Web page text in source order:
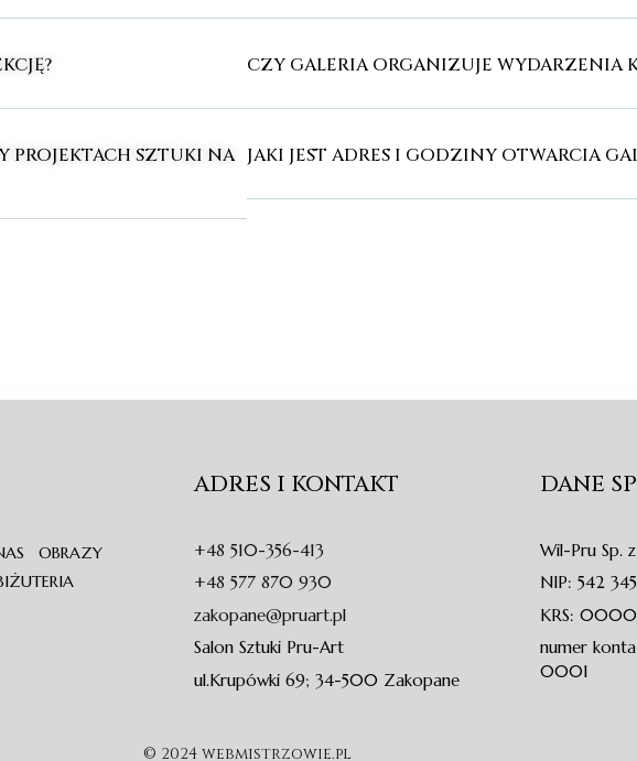
PROJEKTACH SZTUKI NA
CZY GALERIA ORGANIZUJE WYDARZENIA
JAKI JEST ADRES I GODZINY OTWARCIA
OBRAZY
ADRES I KONTAKT
+48 510-356-413
+48 577 870 930
zakopane@pruart.pl
Salon Sztuki Pru-Art
ul.Krupówki 69; 34-500 Zakopane
DANE
Wil-Pru Sp.
NIP: 542
KRS:
numer
0001
© 2024 webmistrzowie.pl